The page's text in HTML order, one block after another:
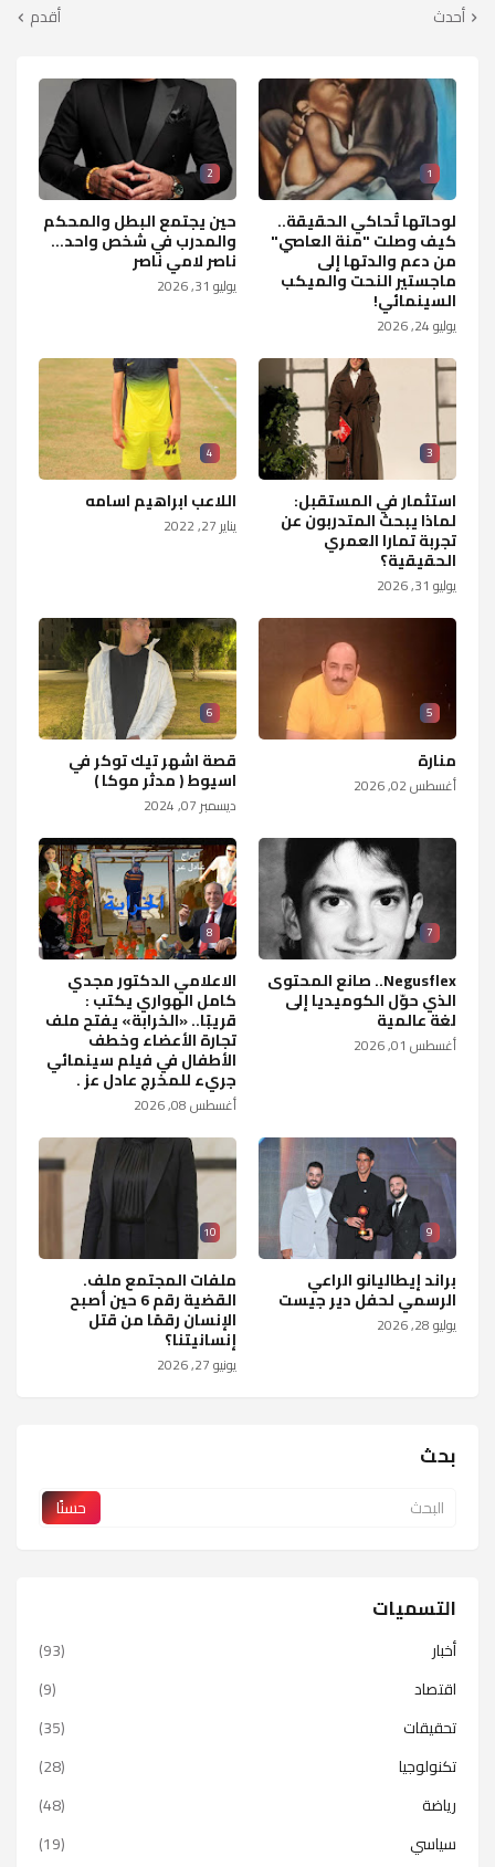
أحدث أقدم
1
لوحاتها تُحاكي الحقيقة..
كيف وصلت "منة العاصي"
من دعم والدتها إلى
ماجستير النحت والميكب
السينمائي!
يوليو 24, 2026
2
حين يجتمع البطل والمحكم
والمدرب في شخص واحد...
ناصر لامي ناصر
يوليو 31, 2026
3
استثمار في المستقبل:
لماذا يبحث المتدربون عن
تجربة تمارا العمري
الحقيقية؟
يوليو 31, 2026
4
اللاعب ابراهيم اسامه
يناير 27, 2022
5
منارة
أغسطس 02, 2026
6
قصة اشهر تيك توكر في
اسيوط ( مدثر موكا )
ديسمبر 07, 2024
7
Negusflex.. صانع المحتوى
الذي حوّل الكوميديا إلى
لغة عالمية
أغسطس 01, 2026
8
الاعلامي الدكتور مجدي
كامل الهواري يكتب :
قريبًا.. «الخرابة» يفتح ملف
تجارة الأعضاء وخطف
الأطفال في فيلم سينمائي
جريء للمخرج عادل عز .
أغسطس 08, 2026
9
براند إيطاليانو الراعي
الرسمي لحفل دير جيست
يوليو 28, 2026
10
ملفات المجتمع ملف.
القضية رقم 6 حين أصبح
الإنسان رقمًا من قتل
إنسانيتنا؟
يونيو 27, 2026
بحث
التسميات
أخبار
(93)
اقتصاد
(9)
تحقيقات
(35)
تكنولوجيا
(28)
رياضة
(48)
سياسي
(19)